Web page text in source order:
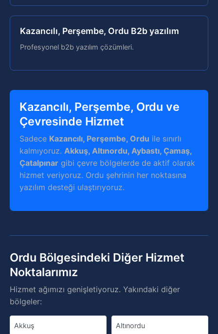
Kazancılı, Perşembe, Ordu B2b yazılım
Profesyonel b2b yazılım çözümleri.
Kazancılı, Perşembe, Ordu ve
Çevresinde Hizmet
Sadece Kazancılı, Perşembe, Ordu ile sınırlı
kalmıyoruz. Akkuş, Altınordu, Aybastı, Çamaş,
Çatalpınar gibi çevre bölgelerde de aktif olarak
hizmet veriyoruz. Ordu şehrinin her noktasına
yazılım desteği ulaştırıyoruz.
Ordu Bölgesindeki Diğer Hizmet
Noktalarımız
Hizmet ağımızı genişletiyoruz. Yakındaki diğer
bölgeler:
Akkuş Altınordu